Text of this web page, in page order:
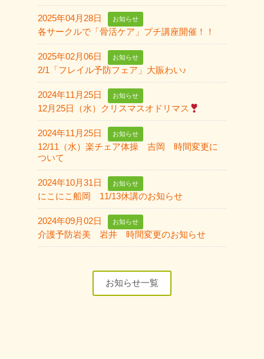
2025年04月28日 お知らせ
各サークルで「骨活ケア」プチ講座開催！！
2025年02月06日 お知らせ
2/1「フレイル予防フェア」大賑わい♪
2024年11月25日 お知らせ
12月25日（水）クリスマスオドリマス
2024年11月25日 お知らせ
12/11（水）楽チェア体操 吉岡 時間変更に
ついて
2024年10月31日 お知らせ
にこにこ船岡 11/13休講のお知らせ
2024年09月02日 お知らせ
介護予防岩美 岩井 時間変更のお知らせ
お知らせ一覧